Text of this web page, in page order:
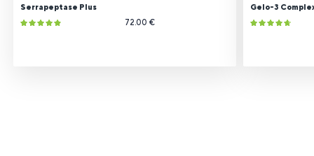
Serrapeptase Plus
72.00 €
Gelo-3